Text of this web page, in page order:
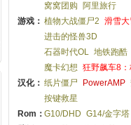
窝窝团购
阿里旅行
游戏： 植物大战僵尸2 滑雪
进击的怪兽3D
石器时代OL 地铁跑酷
魔卡幻想 狂野飙车8
汉化： 纸片僵尸 PowerAMP
按键救星
Rom：G10/DHD G14/金字塔